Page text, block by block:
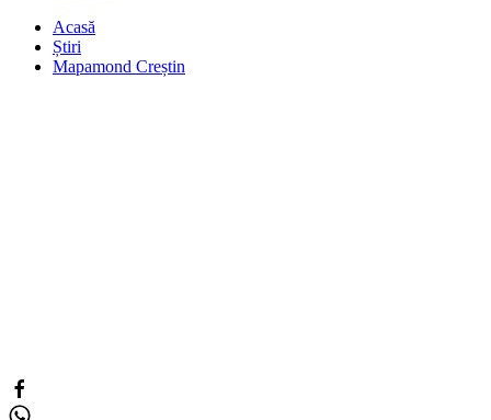
Acasă
Știri
Mapamond Creștin